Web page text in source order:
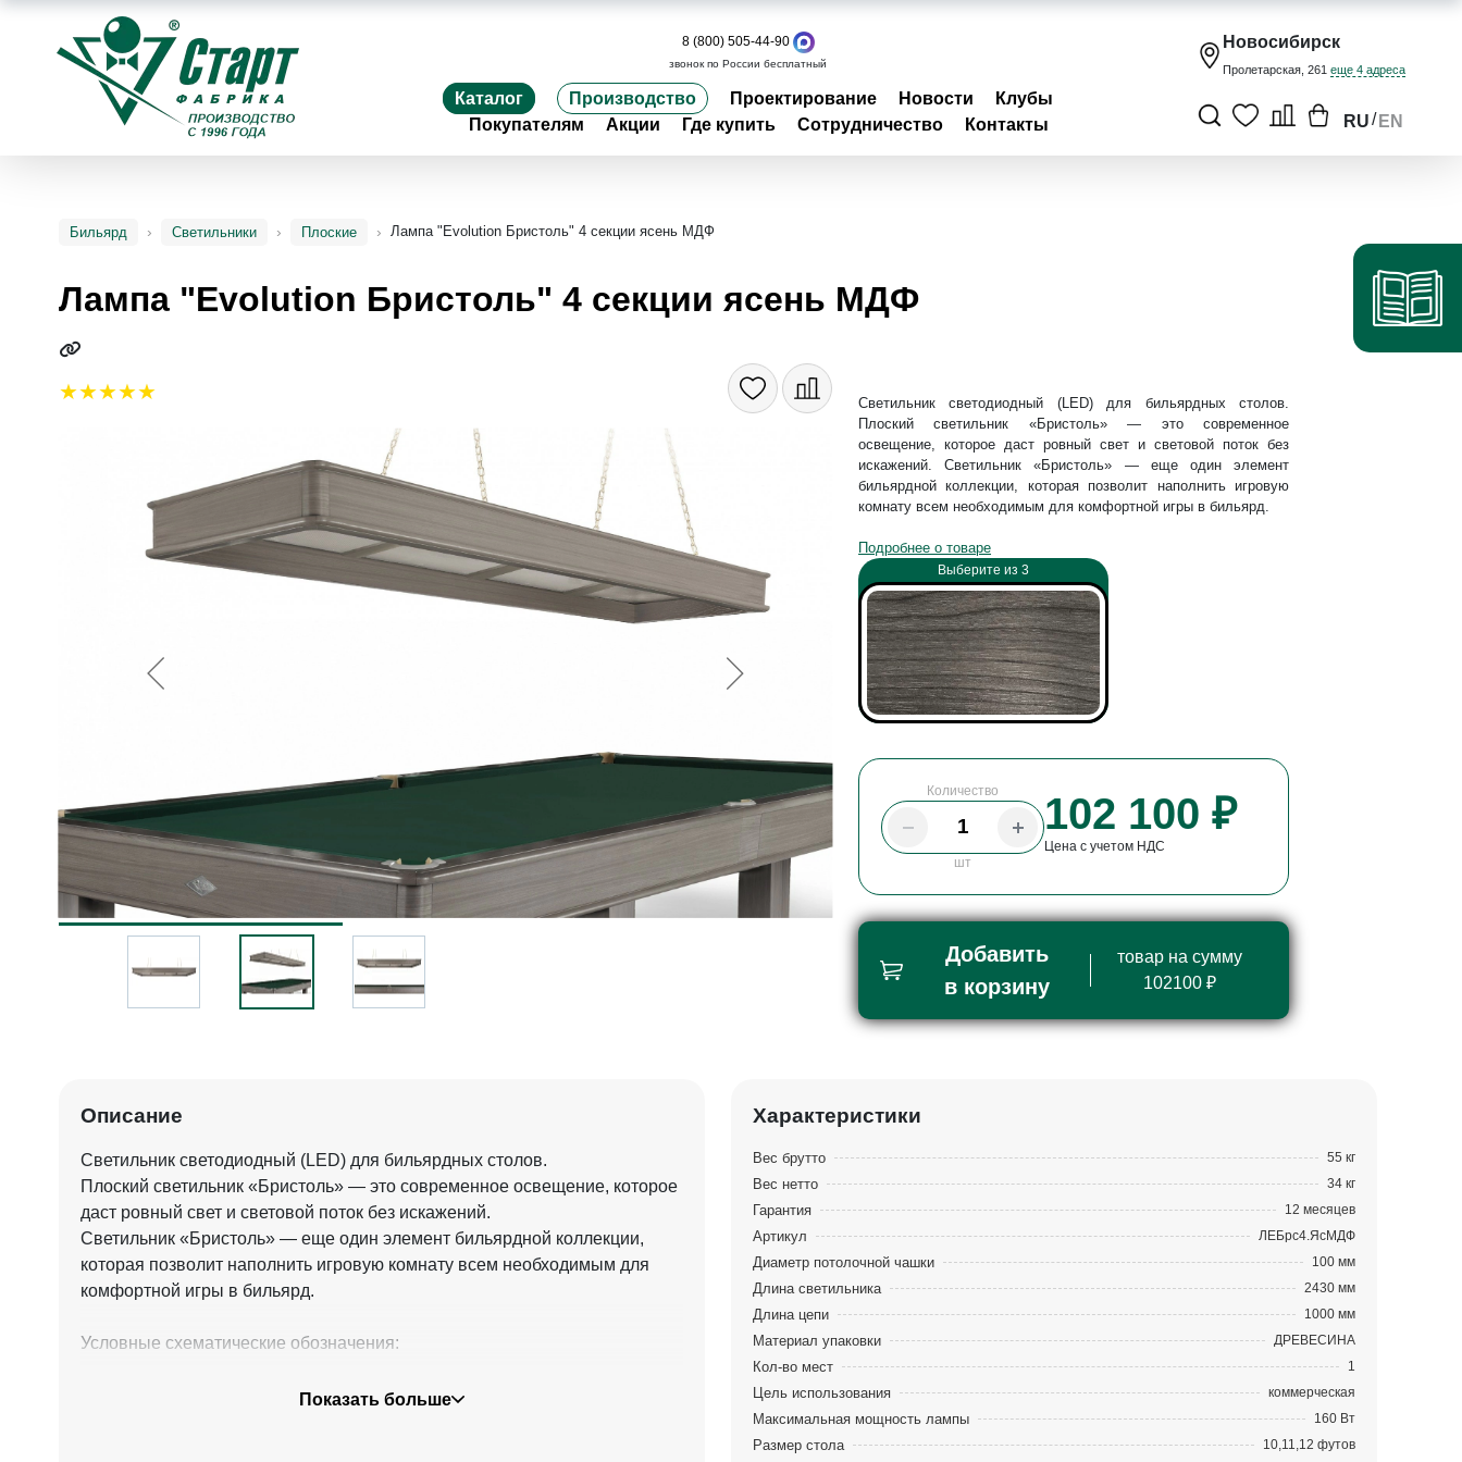
8 (800) 505-44-90
звонок по России бесплатный
Каталог Производство Проектирование Новости
Клубы
Покупателям
Акции Где купить Сотрудничество Контакты
Новосибирск
Пролетарская, 261 еще 4 адреса
RU/ EN
Бильярд Светильники Плоские Лампа "Evolution Бристоль" 4 секции ясень МДФ
Лампа "Evolution Бристоль" 4 секции ясень МДФ
102 100 ₽
Цена с учетом НДС
Количество
шт
Добавить
в корзину
товар на сумму
102100 ₽
Выберите из 3
Светильник светодиодный (LED) для бильярдных столов.
Плоский светильник «Бристоль» — это современное
освещение, которое даст ровный свет и световой поток без
искажений. Светильник «Бристоль» — еще один элемент
бильярдной коллекции, которая позволит наполнить игровую
комнату всем необходимым для комфортной игры в бильярд.
Подробнее о товаре
Описание
Светильник светодиодный (LED) для бильярдных столов.
Плоский светильник «Бристоль» — это современное освещение, которое
даст ровный свет и световой поток без искажений.
Светильник «Бристоль» — еще один элемент бильярдной коллекции,
которая позволит наполнить игровую комнату всем необходимым для
комфортной игры в бильярд.
Условные схематические обозначения:
L — длина лампы / 2430 ммПоказать больше
Характеристики
Вес брутто 55 кг
Вес нетто 34 кг
Гарантия 12 месяцев
Артикул ЛЕБрс4.ЯсМДФ
Диаметр потолочной чашки 100 мм
Длина светильника 2430 мм
Длина цепи 1000 мм
Материал упаковки ДРЕВЕСИНА
Кол-во мест 1
Цель использования коммерческая
Максимальная мощность лампы 160 Вт
Размер стола 10,11,12 футов